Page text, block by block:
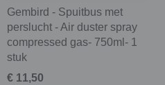
Gembird - Spuitbus met
perslucht - Air duster spray
compressed gas- 750ml- 1
stuk
€ 11,50